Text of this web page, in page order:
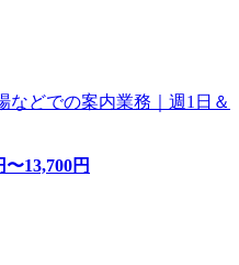
などでの案内業務｜週1日＆
〜13,700円